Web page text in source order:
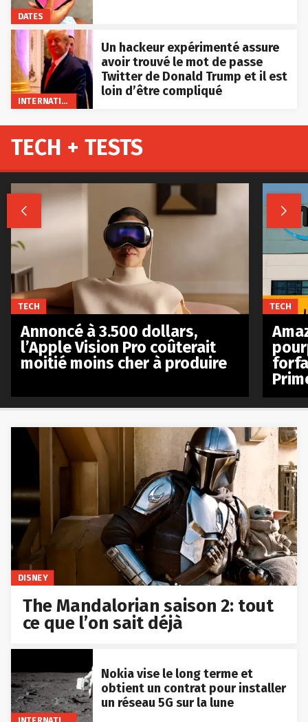
DATES
INTERNATIONAL
Un hackeur expérimenté assure
avoir trouvé le mot de passe
Twitter de Donald Trump et il est
loin d’être compliqué
DISNEY
The Mandalorian saison 2: tout
ce que l’on sait déjà
Nokia vise le long terme et
obtient un contrat pour installer
un réseau 5G sur la lune
TECH + TESTS
 
TECH
Annoncé à 3.500 dollars,
l’Apple Vision Pro coûterait
moitié moins cher à produire
TECH